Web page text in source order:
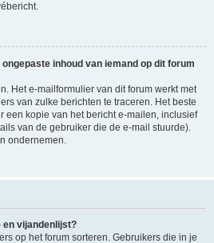
ongepaste inhoud van iemand op dit forum
Het e-mailformulier van dit forum werkt met
van zulke berichten te traceren. Het beste
een kopie van het bericht e-mailen, inclusief
van de gebruiker die de e-mail stuurde).
ondernemen.
en vijandenlijst?
op het forum sorteren. Gebruikers die in je